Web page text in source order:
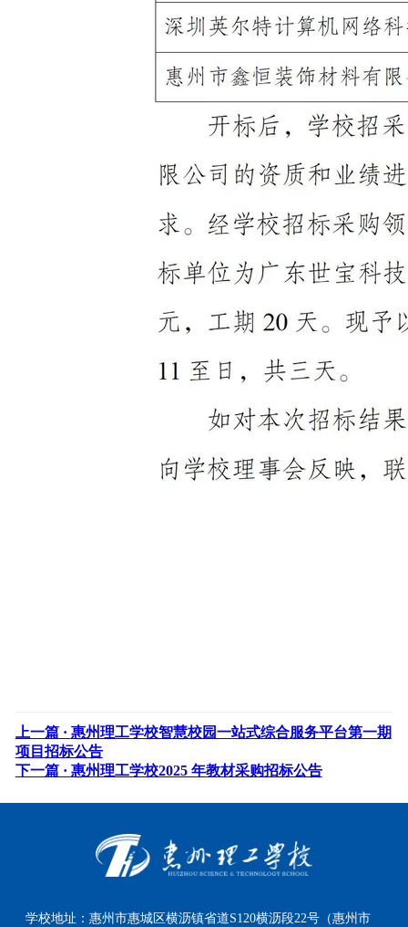
上一篇 · 惠州理工学校智慧校园一站式综合服务平台第一期
项目招标公告
下一篇 · 惠州理工学校2025 年教材采购招标公告
学校地址：惠州市惠城区横沥镇省道S120横沥段22号（惠州市